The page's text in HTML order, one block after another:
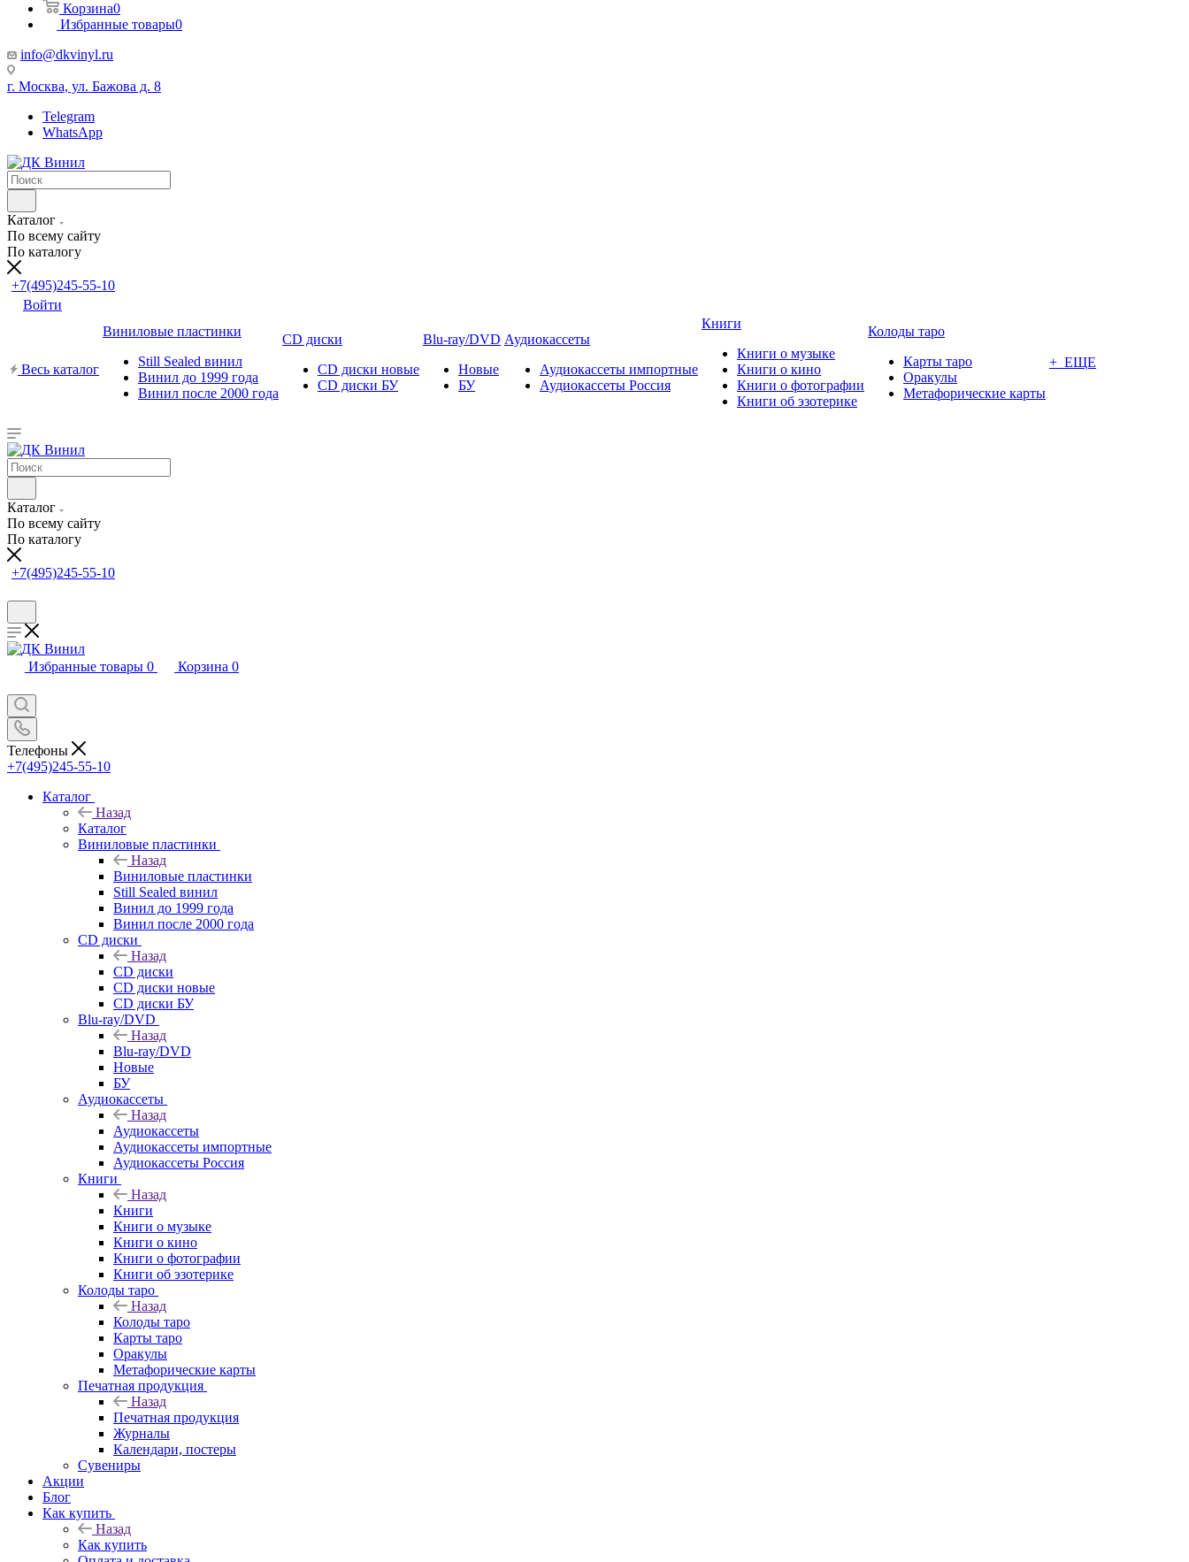
Корзина0
Избранные товары0
info@dkvinyl.ru
г. Москва, ул. Бажова д. 8
Telegram
WhatsApp
Каталог
По всему сайту
По каталогу
+7(495)245-55-10
Войти
Весь каталог
Виниловые пластинки
Still Sealed винил
Винил до 1999 года
Винил после 2000 года
CD диски
CD диски новые
CD диски БУ
Blu-ray/DVD
Новые
БУ
Аудиокассеты
Аудиокассеты импортные
Аудиокассеты Россия
Книги
Книги о музыке
Книги о кино
Книги о фотографии
Книги об эзотерике
Колоды таро
Карты таро
Оракулы
Метафорические карты
+ ЕЩЕ
Каталог
По всему сайту
По каталогу
+7(495)245-55-10
Избранные товары 0 Корзина 0
Телефоны
+7(495)245-55-10
Каталог
Назад
Каталог
Виниловые пластинки
Назад
Виниловые пластинки
Still Sealed винил
Винил до 1999 года
Винил после 2000 года
CD диски
Назад
CD диски
CD диски новые
CD диски БУ
Blu-ray/DVD
Назад
Blu-ray/DVD
Новые
БУ
Аудиокассеты
Назад
Аудиокассеты
Аудиокассеты импортные
Аудиокассеты Россия
Книги
Назад
Книги
Книги о музыке
Книги о кино
Книги о фотографии
Книги об эзотерике
Колоды таро
Назад
Колоды таро
Карты таро
Оракулы
Метафорические карты
Печатная продукция
Назад
Печатная продукция
Журналы
Календари, постеры
Сувениры
Акции
Блог
Как купить
Назад
Как купить